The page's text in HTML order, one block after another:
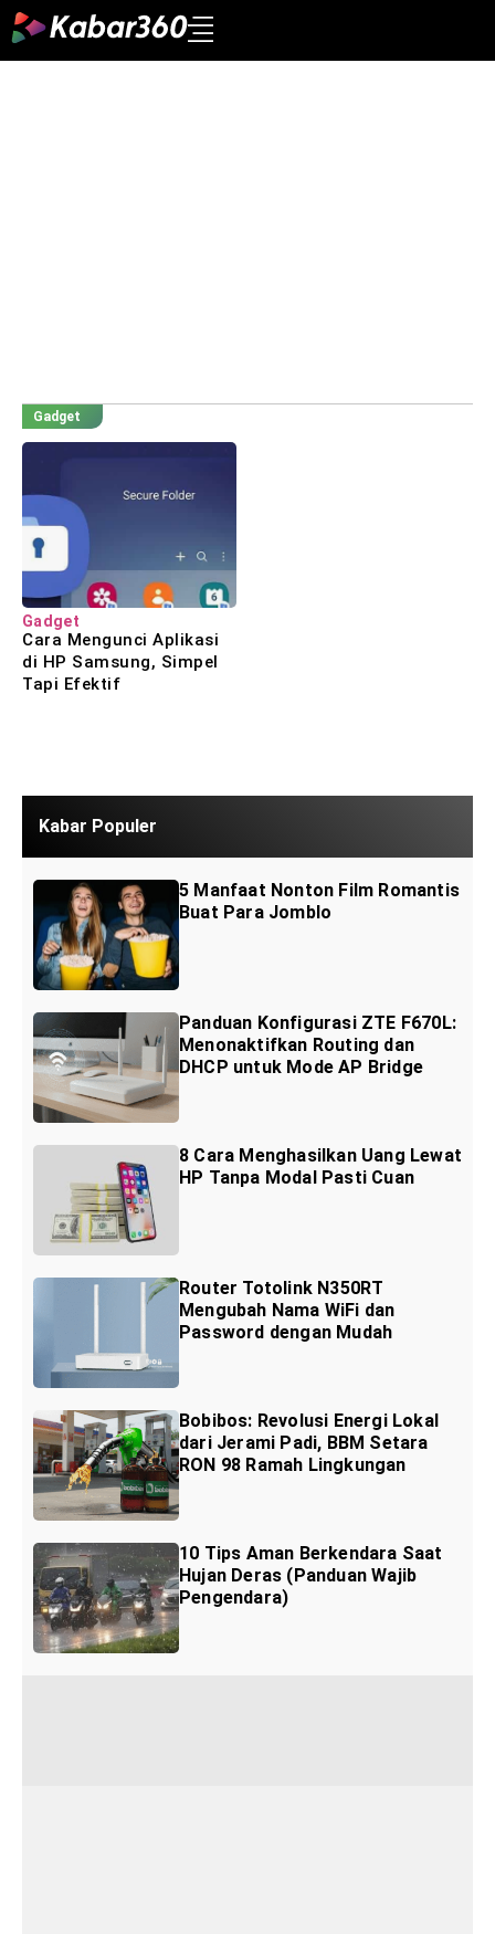
Gadget
Gadget
Cara Mengunci Aplikasi
di HP Samsung, Simpel
Tapi Efektif
Kabar Populer
5 Manfaat Nonton Film Romantis
Buat Para Jomblo
Panduan Konfigurasi ZTE F670L:
Menonaktifkan Routing dan
DHCP untuk Mode AP Bridge
8 Cara Menghasilkan Uang Lewat
HP Tanpa Modal Pasti Cuan
Router Totolink N350RT
Mengubah Nama WiFi dan
Password dengan Mudah
Bobibos: Revolusi Energi Lokal
dari Jerami Padi, BBM Setara
RON 98 Ramah Lingkungan
10 Tips Aman Berkendara Saat
Hujan Deras (Panduan Wajib
Pengendara)